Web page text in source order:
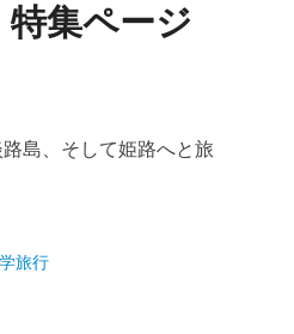
集ページ
島、そして姫路へと旅
旅行